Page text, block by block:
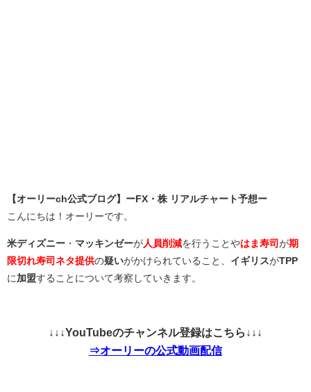
【オーリーch公式ブログ】ーFX・株 リアルチャート予想ー
こんにちは！オーリーです。
米ディズニー ・ マッキンゼーが 人員削減を行うことやはま寿司 が期
限切れ寿司ネタ提供の疑いがかけられていること、 イギリスがTPP
に 加盟することについて考察していきます。
↓↓↓YouTubeのチャンネル登録はこちら↓↓↓
⇒オーリーの公式動画配信